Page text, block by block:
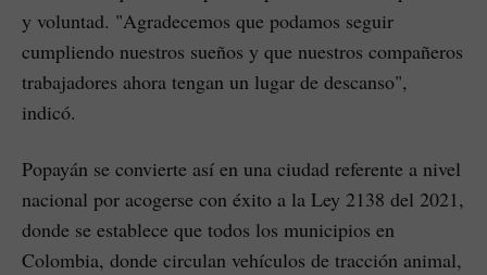
y voluntad. "Agradecemos que podamos seguir
cumpliendo nuestros sueños y que nuestros compañeros
trabajadores ahora tengan un lugar de descanso",
indicó.
Popayán se convierte así en una ciudad referente a nivel
nacional por acogerse con éxito a la Ley 2138 del 2021,
donde se establece que todos los municipios en
Colombia, donde circulan vehículos de tracción animal,